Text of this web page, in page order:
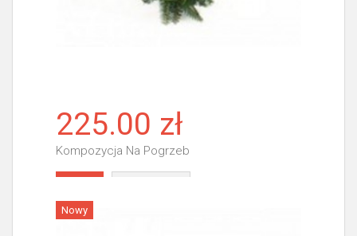
225.00 zł
Kompozycja Na Pogrzeb
Nowy